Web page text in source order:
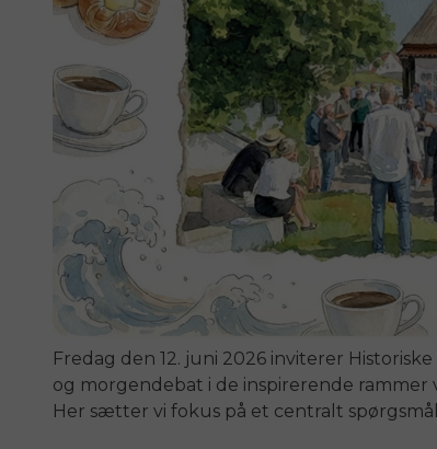
Fredag den 12. juni 2026 inviterer Historiske
og morgendebat i de inspirerende
Her sætter vi fokus på et centralt